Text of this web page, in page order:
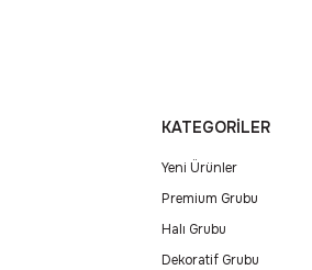
KATEGORİLER
Yeni Ürünler
Premium Grubu
Halı Grubu
Dekoratif Grubu